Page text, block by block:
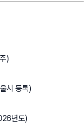
)
시 등록)
년도)